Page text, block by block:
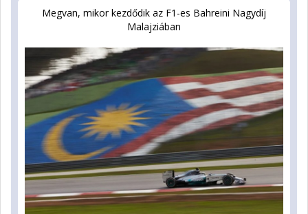
Megvan, mikor kezdődik az F1-es Bahreini Nagydíj
Malajziában